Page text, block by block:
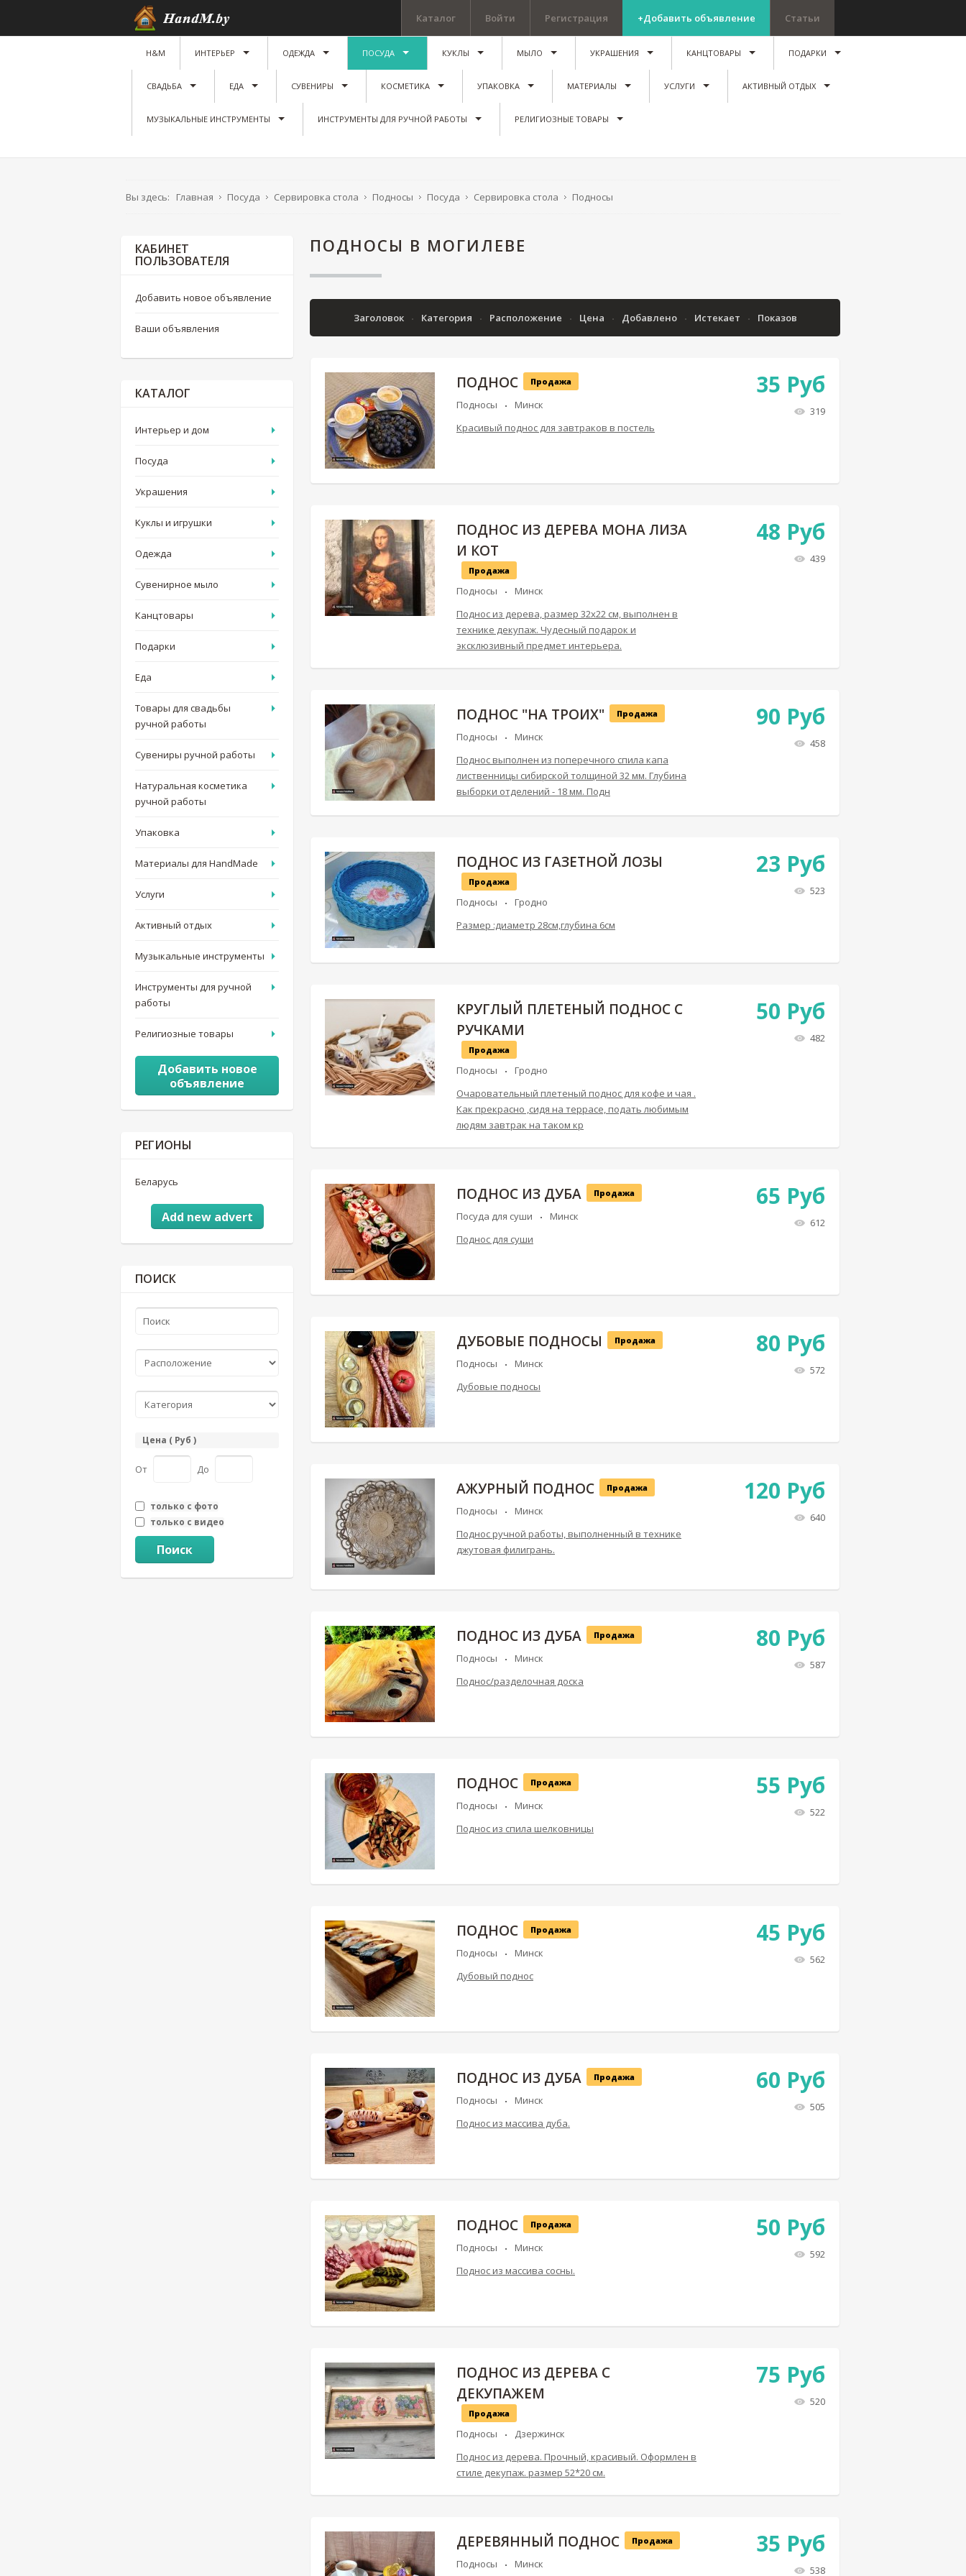
Каталог Войти Регистрация +Добавить объявление Статьи
H&M ИНТЕРЬЕР ОДЕЖДА ПОСУДА КУКЛЫ МЫЛО УКРАШЕНИЯ КАНЦТОВАРЫ ПОДАРКИ
СВАДЬБА ЕДА СУВЕНИРЫ КОСМЕТИКА УПАКОВКА МАТЕРИАЛЫ УСЛУГИ АКТИВНЫЙ ОТДЫХ
МУЗЫКАЛЬНЫЕ ИНСТРУМЕНТЫ ИНСТРУМЕНТЫ ДЛЯ РУЧНОЙ РАБОТЫ РЕЛИГИОЗНЫЕ ТОВАРЫ
Вы здесь: Главная Посуда Сервировка стола Подносы Посуда Сервировка стола Подносы
ПОДНОСЫ В МОГИЛЕВЕ
Заголовок Категория Расположение Цена Добавлено Истекает Показов
ПОДНОС Продажа
Подносы
Минск
Красивый поднос для завтраков в постель
35 Руб
319
ПОДНОС ИЗ ДЕРЕВА МОНА ЛИЗА
И КОТ
Продажа
Подносы
Минск
Поднос из дерева, размер 32х22 см, выполнен в
технике декупаж. Чудесный подарок и
эксклюзивный предмет интерьера.
48 Руб
439
ПОДНОС "НА ТРОИХ" Продажа
Подносы
Минск
Поднос выполнен из поперечного спила капа
лиственницы сибирской толщиной 32 мм. Глубина
выборки отделений - 18 мм. Подн
90 Руб
458
ПОДНОС ИЗ ГАЗЕТНОЙ ЛОЗЫ
Продажа
Подносы
Гродно
Размер :диаметр 28см,глубина 6см
23 Руб
523
КРУГЛЫЙ ПЛЕТЕНЫЙ ПОДНОС С
РУЧКАМИ
Продажа
Подносы
Гродно
Очаровательный плетеный поднос для кофе и чая .
Как прекрасно ,сидя на террасе, подать любимым
людям завтрак на таком кр
50 Руб
482
ПОДНОС ИЗ ДУБА Продажа
Посуда для суши
Минск
Поднос для суши
65 Руб
612
ДУБОВЫЕ ПОДНОСЫ Продажа
Подносы
Минск
Дубовые подносы
80 Руб
572
АЖУРНЫЙ ПОДНОС Продажа
Подносы
Минск
Поднос ручной работы, выполненный в технике
джутовая филигрань.
120 Руб
640
ПОДНОС ИЗ ДУБА Продажа
Подносы
Минск
Поднос/разделочная доска
80 Руб
587
ПОДНОС Продажа
Подносы
Минск
Поднос из спила шелковницы
55 Руб
522
ПОДНОС Продажа
Подносы
Минск
Дубовый поднос
45 Руб
562
ПОДНОС ИЗ ДУБА Продажа
Подносы
Минск
Поднос из массива дуба.
60 Руб
505
ПОДНОС Продажа
Подносы
Минск
Поднос из массива сосны.
50 Руб
592
ПОДНОС ИЗ ДЕРЕВА С
ДЕКУПАЖЕМ
Продажа
Подносы
Дзержинск
Поднос из дерева. Прочный, красивый. Оформлен в
стиле декупаж. размер 52*20 см.
75 Руб
520
ДЕРЕВЯННЫЙ ПОДНОС Продажа
Подносы Минск
35 Руб
538
КАБИНЕТ
ПОЛЬЗОВАТЕЛЯ
Добавить новое объявление
Ваши объявления
КАТАЛОГ
Интерьер и дом
Посуда
Украшения
Куклы и игрушки
Одежда
Сувенирное мыло
Канцтовары
Подарки
Еда
Товары для свадьбы
ручной работы
Сувениры ручной работы
Натуральная косметика
ручной работы
Упаковка
Материалы для HandMade
Услуги
Активный отдых
Музыкальные инструменты
Инструменты для ручной
работы
Религиозные товары
Добавить новое
объявление
РЕГИОНЫ
Беларусь
Add new advert
ПОИСК
Цена ( Руб )
От До
только с фото
только с видео
Поиск